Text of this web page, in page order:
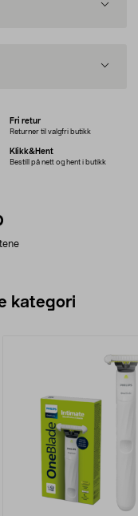
Fri retur
Returner til valgfri butikk
Klikk&Hent
Bestill på nett og hent i butikk
kategori